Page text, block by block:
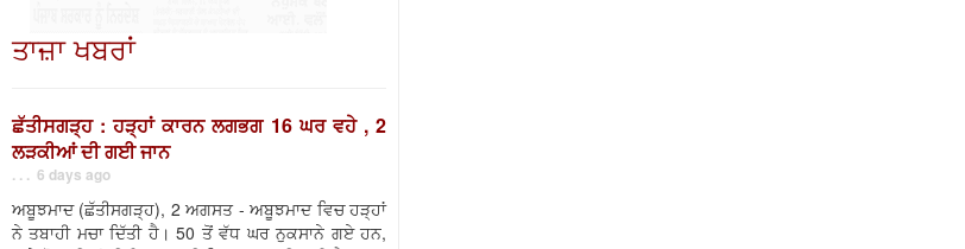
ਤਾਜ਼ਾ ਖਬਰਾਂ
ਛੱਤੀਸਗੜ੍ਹ : ਹੜ੍ਹਾਂ ਕਾਰਨ ਲਗਭਗ 16 ਘਰ ਵਹੇ , 2
ਲੜਕੀਆਂ ਦੀ ਗਈ ਜਾਨ
. . . 6 days ago
ਅਬੂਝਮਾਦ (ਛੱਤੀਸਗੜ੍ਹ), 2 ਅਗਸਤ - ਅਬੂਝਮਾਦ ਵਿਚ ਹੜ੍ਹਾਂ
ਨੇ ਤਬਾਹੀ ਮਚਾ ਦਿੱਤੀ ਹੈ। 50 ਤੋਂ ਵੱਧ ਘਰ ਨੁਕਸਾਨੇ ਗਏ ਹਨ,